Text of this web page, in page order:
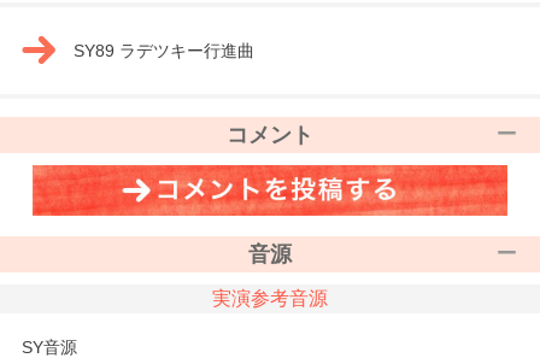
SY89 ラデツキー行進曲
コメント
音源
実演参考音源
SY音源